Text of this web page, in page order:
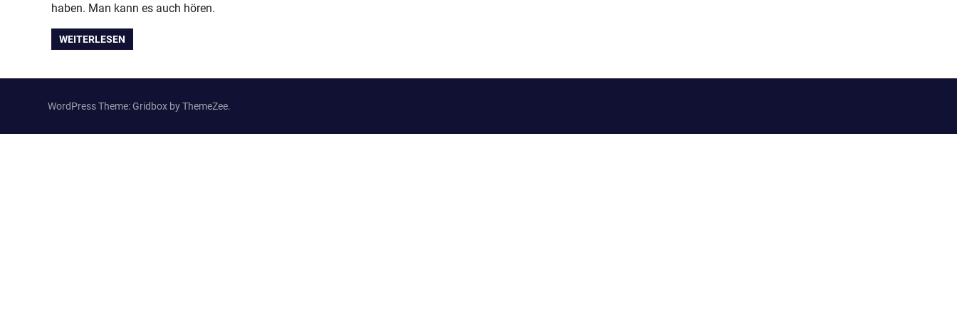
haben. Man kann es auch hören.
WEITERLESEN
WordPress Theme: Gridbox by ThemeZee.